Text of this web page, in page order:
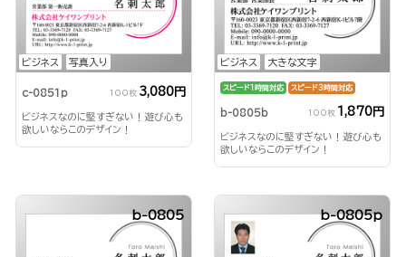
ビジネス 写真入り
c-0851p 100枚 3,080円
ビジネスなのに堅すぎない！遊び心も
欲しいならこのデザイン！
ビジネス 大きな文字
スピード1時間対応 スピード3時間対応
b-0805b 100枚 1,870円
ビジネスなのに堅すぎない！遊び心も
欲しいならこのデザイン！
b-0805 b-0805p